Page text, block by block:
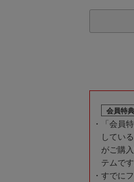
会員特典
「会員
してい
がご購
テムで
すでに